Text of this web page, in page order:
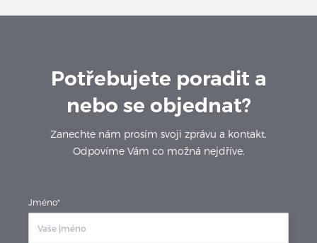
Potřebujete poradit a
nebo se objednat?
Zanechte nám prosím svoji zprávu a kontakt.
Odpovíme Vám co možná nejdříve.
Jméno*